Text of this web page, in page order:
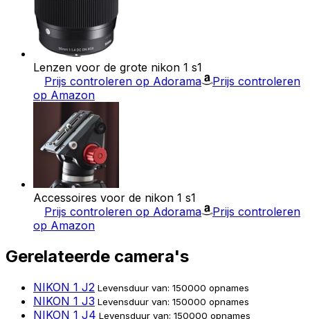
Lenzen voor de grote nikon 1 s1
Prijs controleren op Adorama
Prijs controleren
op Amazon
Accessoires voor de nikon 1 s1
Prijs controleren op Adorama
Prijs controleren
op Amazon
Gerelateerde camera's
NIKON 1 J2 Levensduur van: 150000 opnames
NIKON 1 J3 Levensduur van: 150000 opnames
NIKON 1 J4 Levensduur van: 150000 opnames